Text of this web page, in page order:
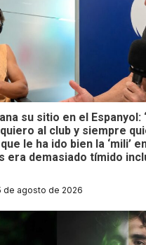
su sitio en el Espanyol:
al club y siempre
le ha ido bien la ‘mili’
era demasiado tímido
de agosto de 2026